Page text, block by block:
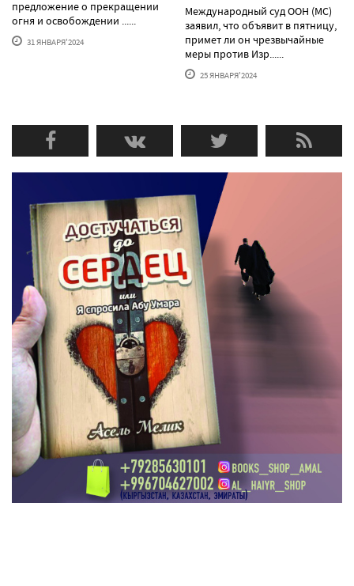
предложение о прекращении
огня и освобождении ......
31 ЯНВАРЯ'2024
Международный суд ООН (МС)
заявил, что объявит в пятницу,
примет ли он чрезвычайные
меры против Изр......
25 ЯНВАРЯ'2024